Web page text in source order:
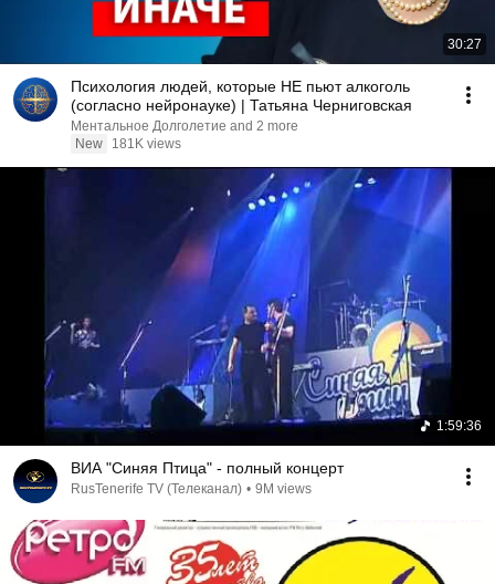
30:27
Психология людей, которые НЕ пьют алкоголь
(согласно нейронауке) | Татьяна Черниговская
Ментальное Долголетие and 2 more
New
181K views
1:59:36
ВИА "Синяя Птица" - полный концерт
RusTenerife TV (Телеканал) • 9M views